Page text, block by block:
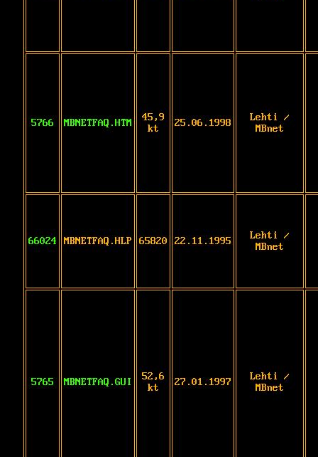
5766 MBNETFAQ.HTM
45,9
kt
25.06.1998
Lehti /
MBnet
66024 MBNETFAQ.HLP 65820 22.11.1995
Lehti /
MBnet
5765 MBNETFAQ.GUI
52,6
kt
27.01.1997
Lehti /
MBnet